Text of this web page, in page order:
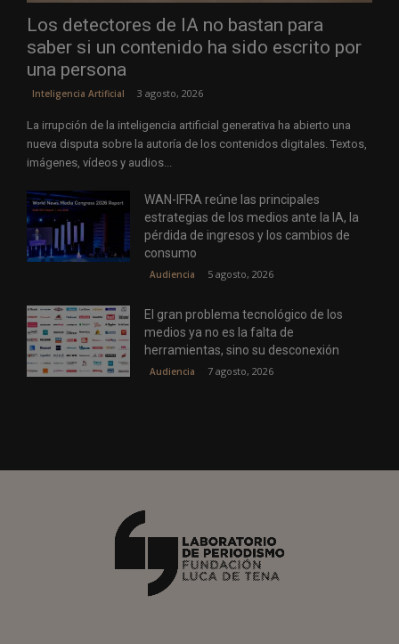
Los detectores de IA no bastan para
saber si un contenido ha sido escrito por
una persona
Inteligencia Artificial 3 agosto, 2026
La irrupción de la inteligencia artificial generativa ha abierto una
nueva disputa sobre la autoría de los contenidos digitales. Textos,
imágenes, vídeos y audios...
WAN-IFRA reúne las principales
estrategias de los medios ante la IA, la
pérdida de ingresos y los cambios de
consumo
Audiencia 5 agosto, 2026
El gran problema tecnológico de los
medios ya no es la falta de
herramientas, sino su desconexión
Audiencia 7 agosto, 2026